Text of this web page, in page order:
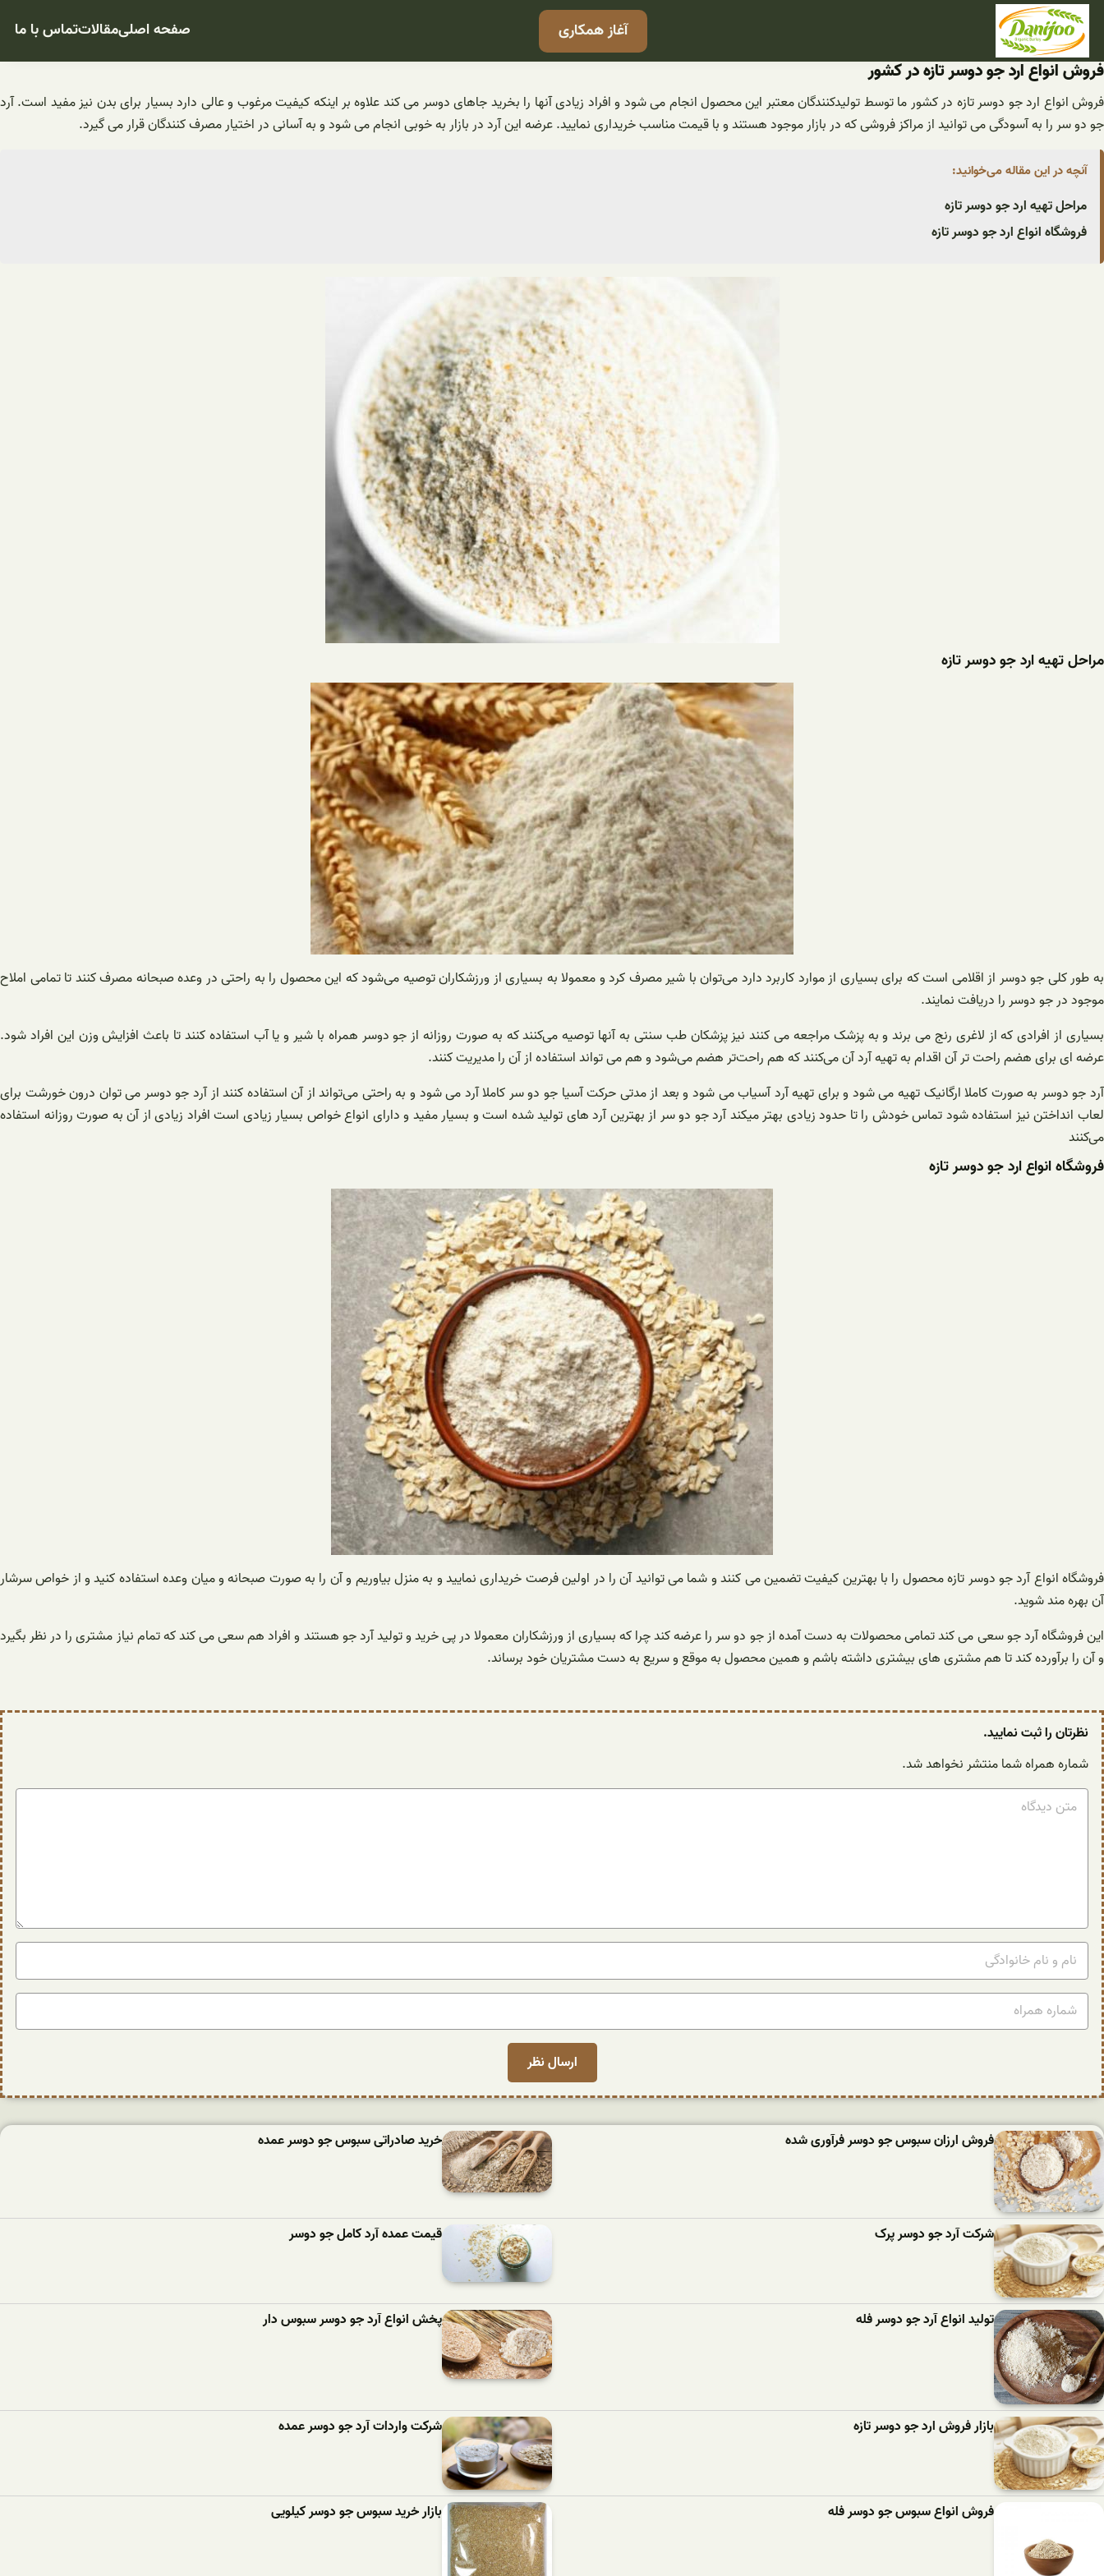
رفتن
محتوا
آغاز همکاری صفحه اصلیمقالاتتماس با ما
فروش انواع ارد جو دوسر تازه در کشور
فروش انواع ارد جو دوسر تازه در کشور ما توسط تولیدکنندگان معتبر این محصول انجام می شود و افراد زیادی آنها را بخرید جاهای دوسر می کند علاوه بر اینکه کیفیت مرغوب و عالی دارد بسیار برای بدن نیز مفید است. آرد
جو دو سر را به آسودگی می توانید از مراکز فروشی که در بازار موجود هستند و با قیمت مناسب خریداری نمایید. عرضه این آرد در بازار به خوبی انجام می شود و به آسانی در اختیار مصرف کنندگان قرار می گیرد.
آنچه در این مقاله می‌خوانید:
مراحل تهیه ارد جو دوسر تازه
فروشگاه انواع ارد جو دوسر تازه
مراحل تهیه ارد جو دوسر تازه
به طور کلی جو دوسر از اقلامی است که برای بسیاری از موارد کاربرد دارد می‌توان با شیر مصرف کرد و معمولا به بسیاری از ورزشکاران توصیه می‌شود که این محصول را به راحتی در وعده صبحانه مصرف کنند تا تمامی املاح
موجود در جو دوسر را دریافت نمایند.
بسیاری از افرادی که از لاغری رنج می برند و به پزشک مراجعه می کنند نیز پزشکان طب سنتی به آنها توصیه می‌کنند که به صورت روزانه از جو دوسر همراه با شیر و یا آب استفاده کنند تا باعث افزایش وزن این افراد شود.
عرضه ای برای هضم راحت تر آن اقدام به تهیه آرد آن می‌کنند که هم راحت‌تر هضم می‌شود و هم می تواند استفاده از آن را مدیریت کنند.
آرد جو دوسر به صورت کاملا ارگانیک تهیه می شود و برای تهیه آرد آسیاب می شود و بعد از مدتی حرکت آسیا جو دو سر کاملا آرد می شود و به راحتی می‌تواند از آن استفاده کنند از آرد جو دوسر می توان درون خورشت برای
لعاب انداختن نیز استفاده شود تماس خودش را تا حدود زیادی بهتر میکند آرد جو دو سر از بهترین آرد های تولید شده است و بسیار مفید و دارای انواع خواص بسیار زیادی است افراد زیادی از آن به صورت روزانه استفاده
می‌کنند
فروشگاه انواع ارد جو دوسر تازه
فروشگاه انواع آرد جو دوسر تازه محصول را با بهترین کیفیت تضمین می کنند و شما می توانید آن را در اولین فرصت خریداری نمایید و به منزل بیاوریم و آن را به صورت صبحانه و میان وعده استفاده کنید و از خواص سرشار
آن بهره مند شوید.
این فروشگاه آرد جو سعی می کند تمامی محصولات به دست آمده از جو دو سر را عرضه کند چرا که بسیاری از ورزشکاران معمولا در پی خرید و تولید آرد جو هستند و افراد هم سعی می کند که تمام نیاز مشتری را در نظر بگیرد
و آن را برآورده کند تا هم مشتری های بیشتری داشته باشم و همین محصول به موقع و سریع به دست مشتریان خود برساند.
نظرتان را ثبت نمایید.
شماره همراه شما منتشر نخواهد شد.
فروش ارزان سبوس جو دوسر فرآوری شده خرید صادراتی سبوس جو دوسر عمده
شرکت آرد جو دوسر پرک قیمت عمده آرد کامل جو دوسر
تولید انواع آرد جو دوسر فله پخش انواع آرد جو دوسر سبوس دار
بازار فروش ارد جو دوسر تازه شرکت واردات آرد جو دوسر عمده
فروش انواع سبوس جو دوسر فله بازار خرید سبوس جو دوسر کیلویی